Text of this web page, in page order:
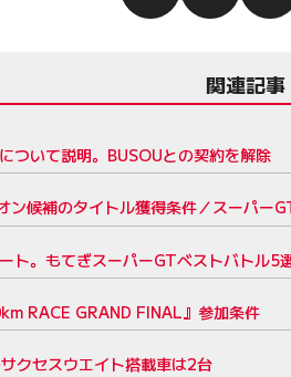
関連記事
ついて説明。BUSOUとの契約を解除
候補のタイトル獲得条件／スーパー
ト。もてぎスーパーGTベストバトル5
RACE GRAND FINAL』参加条件
クセスウエイト搭載車は2台